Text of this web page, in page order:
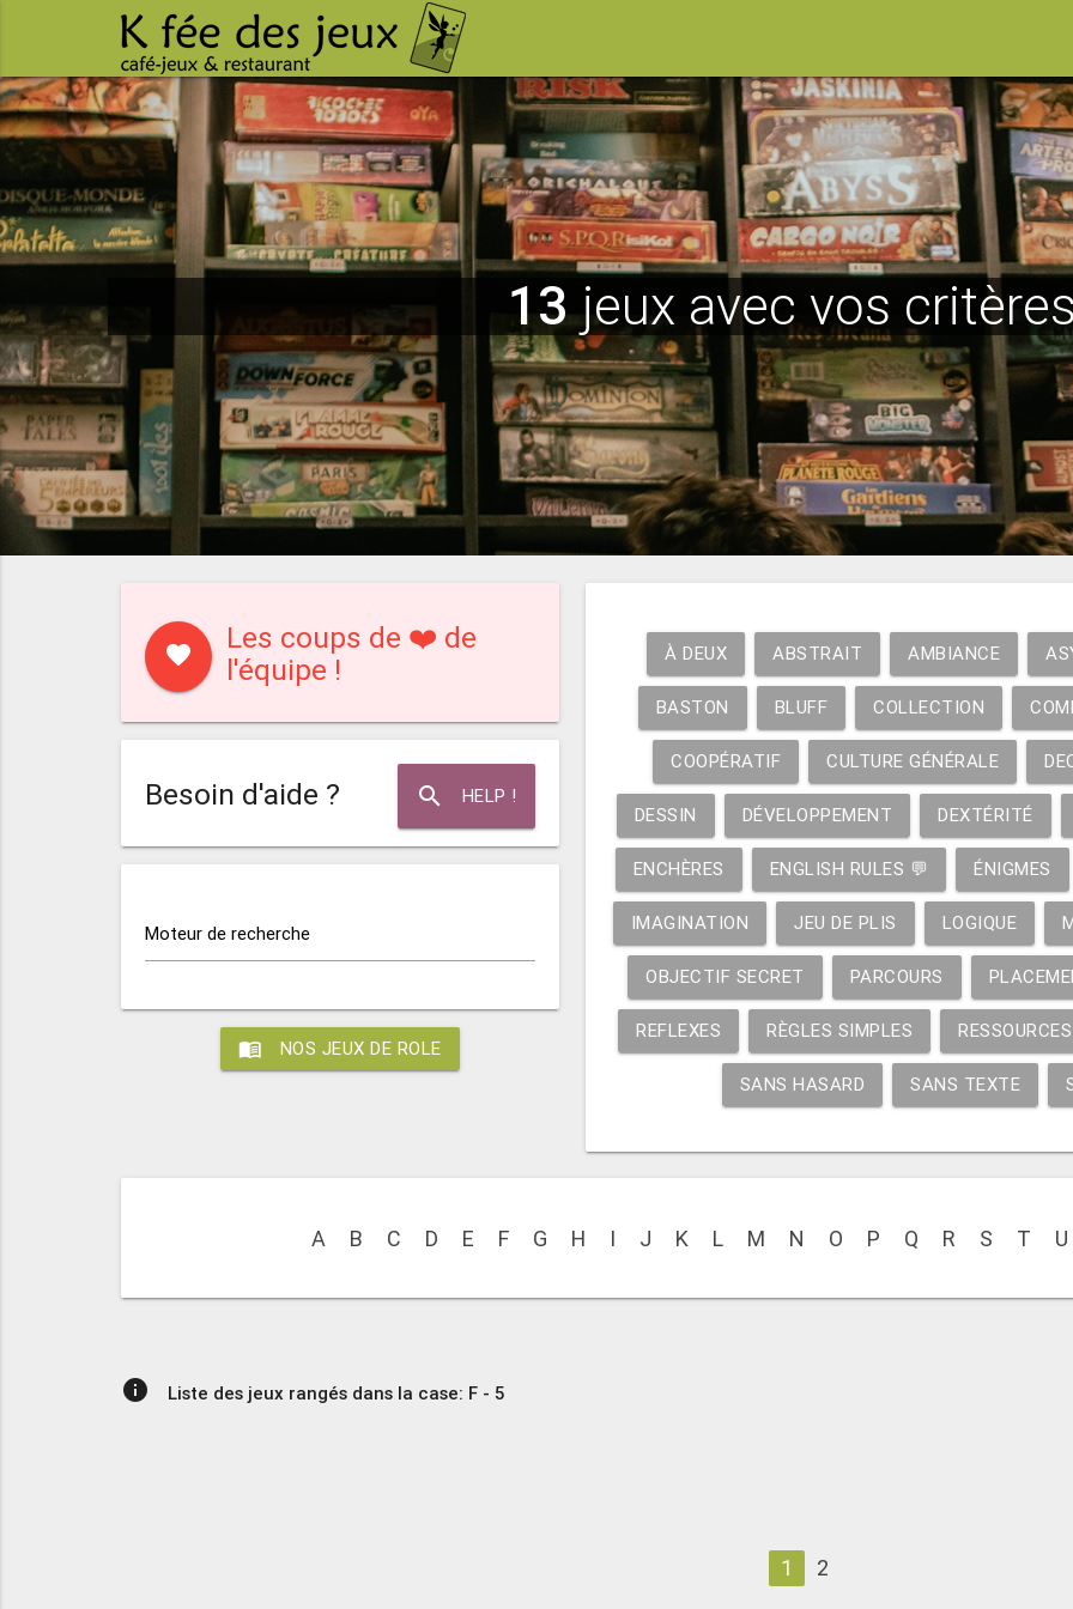
13jeux avec vos
favorite
Les coups de ❤️ de
l'équipe !
search HELP !
Besoin d'aide ?
Moteur de recherche
menu_book NOS JEUX DE ROLE
À DEUX ABSTRAIT AMBIANCE
BASTON BLUFF COLLECTION
COOPÉRATIF CULTURE GÉNÉRALE
DESSIN DÉVELOPPEMENT DEXTÉRITÉ
ENCHÈRES ENGLISH RULES 💬 ÉNIGMES
IMAGINATION JEU DE PLIS LOGIQUE
OBJECTIF SECRET PARCOURS
REFLEXES RÈGLES SIMPLES RESSOURCES
SANS HASARD SANS TEXTE
A B C D E F G H I J K L M N O P Q R S T U
info Liste des jeux rangés dans la case: F - 5
1 2